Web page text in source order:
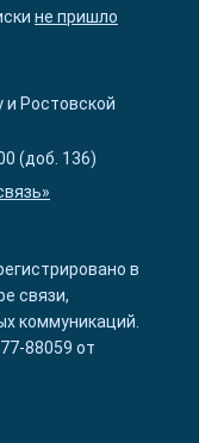
не пришло
Ростовской
(доб. 136)
в
связи,
коммуникаций.
88059 от